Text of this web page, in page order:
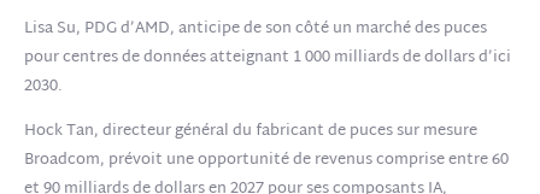
Lisa Su, PDG d’AMD, anticipe de son côté un marché des puces
pour centres de données atteignant 1 000 milliards de dollars d’ici
2030.
Hock Tan, directeur général du fabricant de puces sur mesure
Broadcom, prévoit une opportunité de revenus comprise entre 60